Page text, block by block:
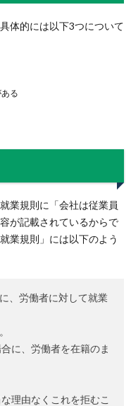
体的には以下3つについて
る
業規則に「会社は従業員
が記載されているからで
業規則」には以下のよう
、労働者に対して就業
に、労働者を在籍のま
理由なくこれを拒むこ